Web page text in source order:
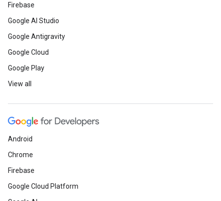
Firebase
Google AI Studio
Google Antigravity
Google Cloud
Google Play
View all
Android
Chrome
Firebase
Google Cloud Platform